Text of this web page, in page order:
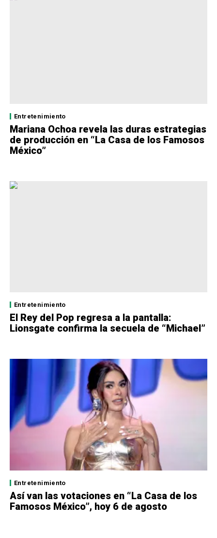
Entretenimiento
Mariana Ochoa revela las duras estrategias
de producción en “La Casa de los Famosos
México”
Entretenimiento
El Rey del Pop regresa a la pantalla:
Lionsgate confirma la secuela de “Michael”
Entretenimiento
Así van las votaciones en “La Casa de los
Famosos México”, hoy 6 de agosto